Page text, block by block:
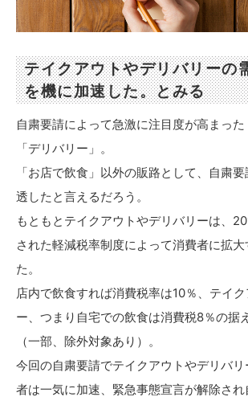
テイクアウトやデリバリーの
を機に加速した。とみる
自粛要請によって急激に注目度が高まった
「デリバリー」。
「お店で飲食」以外の販路として、自粛
透したと言えるだろう。
もともとテイクアウトやデリバリーは、
された軽減税率制度によって消費者に拡
た。
店内で飲食すれば消費税率は10％、テイ
ー、つまり自宅での飲食は消費税8％の据
（一部、除外対象あり）。
今回の自粛要請でテイクアウトやデリバ
者は一気に加速、緊急事態宣言が解除さ